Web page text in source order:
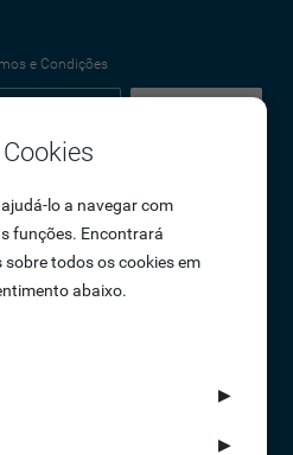
e Condições
lo a navegar com
funções. Encontrará
todos os cookies em
abaixo.
▶
▶